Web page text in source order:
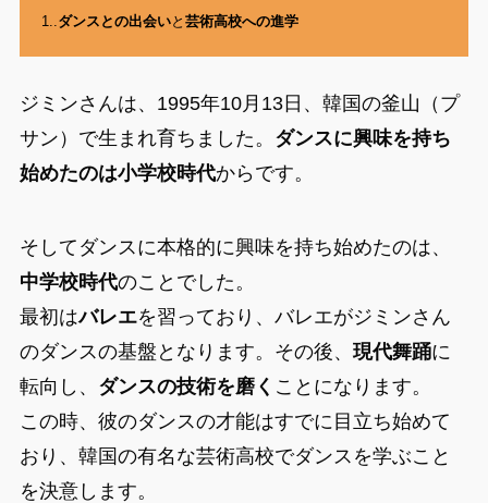
1..ダンスとの出会いと芸術高校への進学
ジミンさんは、1995年10月13日、韓国の釜山（プ
サン）で生まれ育ちました。 ダンスに興味を持ち
始めたのは小学校時代からです。
そしてダンスに本格的に興味を持ち始めたのは、
中学校時代のことでした。
最初はバレエを習っており、バレエがジミンさん
のダンスの基盤となります。その後、 現代舞踊に
転向し、 ダンスの技術を磨く ことになります。
この時、彼のダンスの才能はすでに目立ち始めて
おり、韓国の有名な芸術高校でダンスを学ぶこと
を決意します。